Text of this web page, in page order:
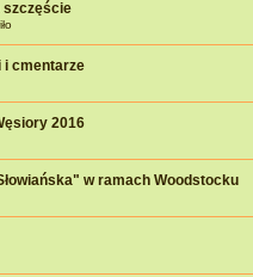
szczęście
i cmentarze
2016
w ramach Woodstocku